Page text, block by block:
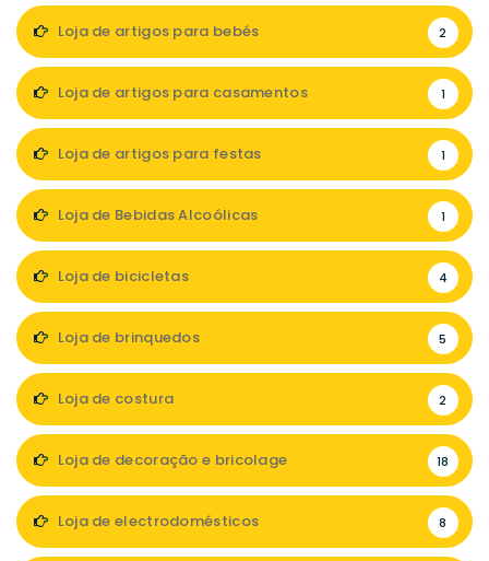
Loja de artigos para bebés 2
Loja de artigos para casamentos 1
Loja de artigos para festas 1
Loja de Bebidas Alcoólicas 1
Loja de bicicletas 4
Loja de brinquedos 5
Loja de costura 2
Loja de decoração e bricolage 18
Loja de electrodomésticos 8